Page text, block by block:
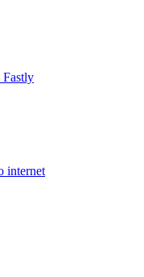
Fastly
internet